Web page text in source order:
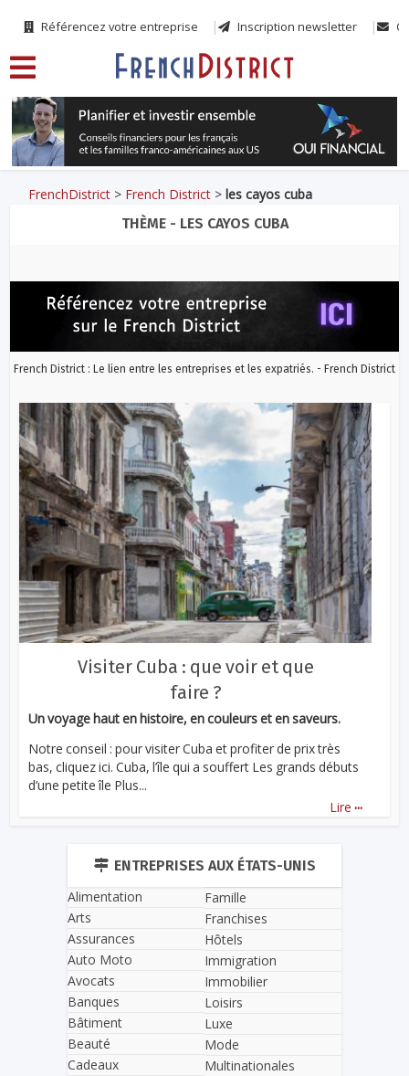
Référencez votre entreprise Inscription newsletter
FrenchDistrict > French District >les cayos cuba
THÈME - LES CAYOS CUBA
French District : Le lien entre les entreprises et les expatriés. - French District
Visiter Cuba : que voir et que
faire ?
Un voyage haut en histoire, en couleurs et en saveurs.
Notre conseil : pour visiter Cuba et profiter de prix très
bas, cliquez ici. Cuba, l’île qui a souffert Les grands débuts
d’une petite île Plus...
Lire ...
ENTREPRISES AUX ÉTATS-UNIS
Alimentation
Arts
Assurances
Auto Moto
Avocats
Banques
Bâtiment
Beauté
Cadeaux
Famille
Franchises
Hôtels
Immigration
Immobilier
Loisirs
Luxe
Mode
Multinationales